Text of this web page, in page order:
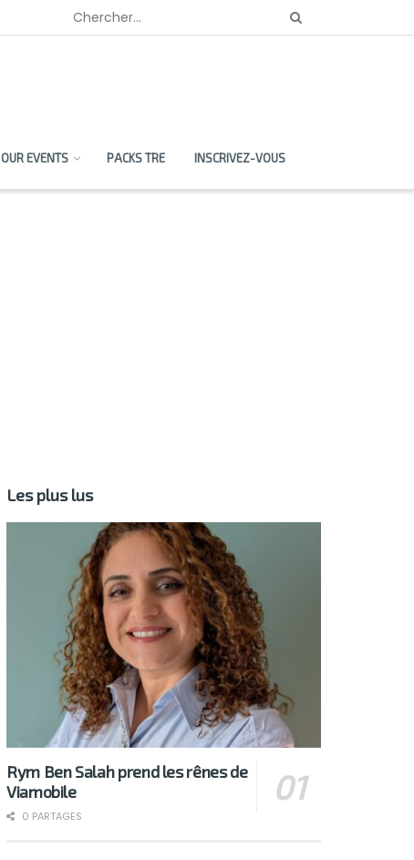
OUR EVENTS PACKS TRE INSCRIVEZ-VOUS
Les plus lus
Rym Ben Salah prend les rênes de
Viamobile
0 PARTAGES